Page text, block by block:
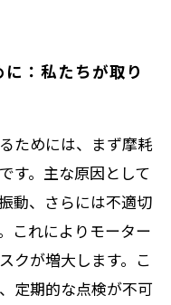
：私たちが取り
ためには、まず摩耗
す。主な原因として
動、さらには不適切
これによりモーター
クが増大します。こ
定期的な点検が不可